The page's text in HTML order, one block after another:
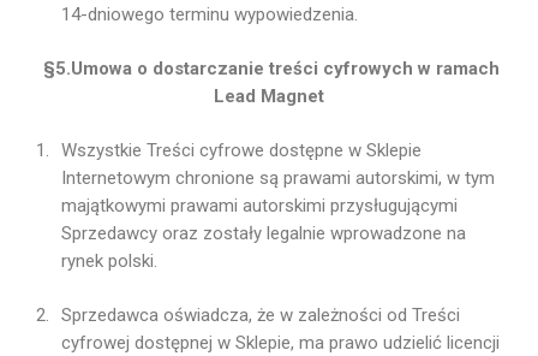
14-dniowego terminu wypowiedzenia.
§5.Umowa o dostarczanie treści cyfrowych w ramach
Lead Magnet
Wszystkie Treści cyfrowe dostępne w Sklepie
Internetowym chronione są prawami autorskimi, w tym
majątkowymi prawami autorskimi przysługującymi
Sprzedawcy oraz zostały legalnie wprowadzone na
rynek polski.
Sprzedawca oświadcza, że w zależności od Treści
cyfrowej dostępnej w Sklepie, ma prawo udzielić licencji